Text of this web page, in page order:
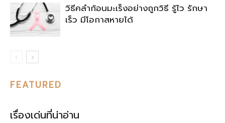
วิธีคลำก้อนมะเร็งอย่างถูกวิธี รู้ไว รักษา
เร็ว มีโอกาสหายได้
FEATURED
เรื่องเด่นที่น่าอ่าน